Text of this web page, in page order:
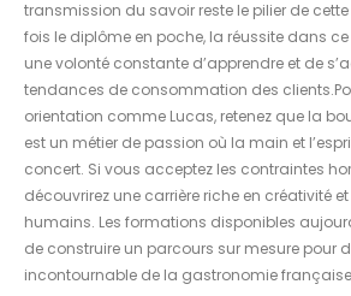
transmission du savoir reste le pilier de
fois le diplôme en poche, la réussite dans
une volonté constante d’apprendre et de
tendances de consommation des
orientation comme Lucas, retenez que la
est un métier de passion où la main et
concert. Si vous acceptez les contraintes
découvrirez une carrière riche en créativité
humains. Les formations disponibles
de construire un parcours sur mesure pour
incontournable de la gastronomie